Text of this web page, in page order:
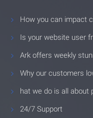
How you can impact
Is your website user
Ark offers weekly
Why our customers
hat we do is all about
24/7 Support